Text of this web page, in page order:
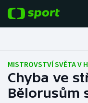
Fotbal
Hokej
MISTROVSTVÍ SVĚTA V
Chyba ve
Bělorusům